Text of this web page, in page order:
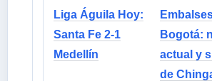
Liga Águila Hoy:
Santa Fe 2-1
Medellín
Bogotá:
actual y
de